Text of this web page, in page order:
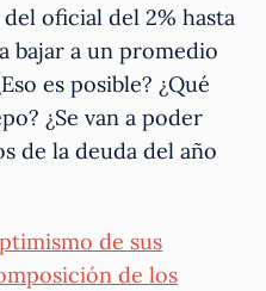
oficial del 2% hasta
bajar a un promedio
es posible? ¿Qué
¿Se van a poder
de la deuda del año
de sus
de los